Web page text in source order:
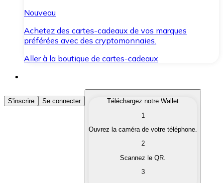
Nouveau
Achetez des cartes-cadeaux de vos marques
préférées avec des cryptomonnaies.
Aller à la boutique de cartes-cadeaux
Acheter des Cryptomonnaies
Achetez les cryptomonnaies qui vous intéressent
Convertissez vos cryptomonnaies en monnaie
S'inscrire Se connecter
Téléchargez notre Wallet
1
Ouvrez la caméra de votre téléphone.
2
Scannez le QR.
3